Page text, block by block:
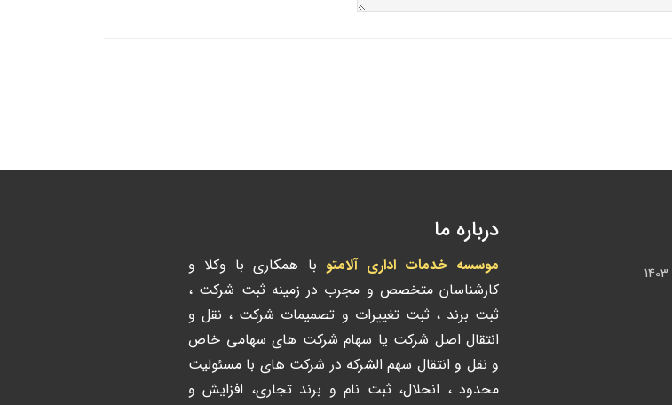
درباره ما
موسسه خدمات اداری آلامتو با همکاری با وکلا و
کارشناسان متخصص و مجرب در زمینه ثبت شرکت ،
ثبت برند ، ثبت تغییرات و تصمیمات شرکت ، نقل و
انتقال اصل شرکت یا سهام شرکت های سهامی خاص
و نقل و انتقال سهم الشرکه در شرکت های با مسئولیت
محدود ، انحلال، ثبت نام و برند تجاری، افزایش و